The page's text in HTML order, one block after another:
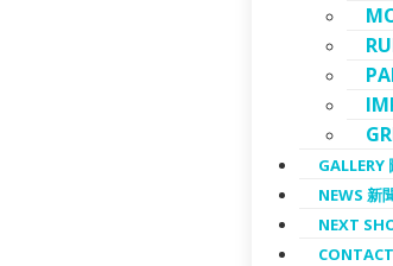
GALLERY
NEWS 新
NEXT